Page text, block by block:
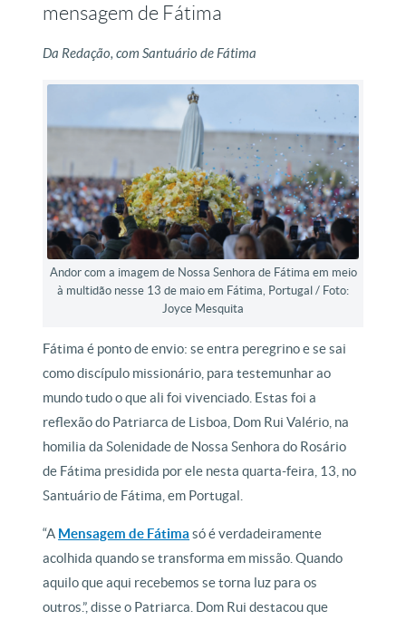
mensagem de Fátima
Da Redação, com Santuário de Fátima
Andor com a imagem de Nossa Senhora de Fátima em meio
à multidão nesse 13 de maio em Fátima, Portugal / Foto:
Joyce Mesquita
Fátima é ponto de envio: se entra peregrino e se sai
como discípulo missionário, para testemunhar ao
mundo tudo o que ali foi vivenciado. Estas foi a
reflexão do Patriarca de Lisboa, Dom Rui Valério, na
homilia da Solenidade de Nossa Senhora do Rosário
de Fátima presidida por ele nesta quarta-feira, 13, no
Santuário de Fátima, em Portugal.
“A Mensagem de Fátima só é verdadeiramente
acolhida quando se transforma em missão. Quando
aquilo que aqui recebemos se torna luz para os
outros.”, disse o Patriarca. Dom Rui destacou que